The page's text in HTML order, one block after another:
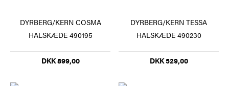
DYRBERG/KERN COSMA
HALSKÆDE 490195
DKK 899,00
DYRBERG/KERN TESSA
HALSKÆDE 490230
DKK 529,00